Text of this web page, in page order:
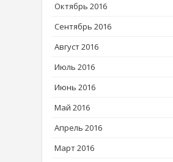
Октябрь 2016
Сентябрь 2016
Август 2016
Июль 2016
Июнь 2016
Май 2016
Апрель 2016
Март 2016